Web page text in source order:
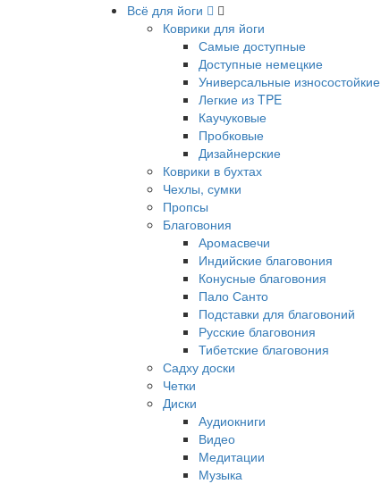
Всё для йоги
Коврики для йоги
Самые доступные
Доступные немецкие
Универсальные износостойкие
Легкие из TPE
Каучуковые
Пробковые
Дизайнерские
Коврики в бухтах
Чехлы, сумки
Пропсы
Благовония
Аромасвечи
Индийские благовония
Конусные благовония
Пало Санто
Подставки для благовоний
Русские благовония
Тибетские благовония
Садху доски
Четки
Диски
Аудиокниги
Видео
Медитации
Музыка